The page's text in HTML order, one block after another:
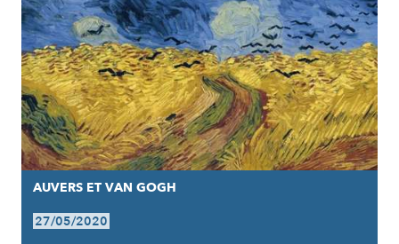
AUVERS ET VAN GOGH
27/05/2020